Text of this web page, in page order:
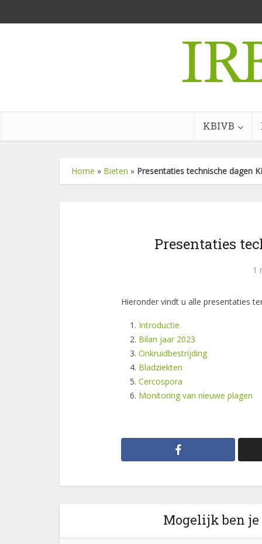
KBIVB
Home » Bieten » Presentaties technische dagen
Presentaties
1
Hieronder vindt u alle presentaties
Introductie
Bilan jaar 2023
Onkruidbestrijding
Bladziekten
Cercospora
Monitoring van nieuwe plagen
Mogelijk ben